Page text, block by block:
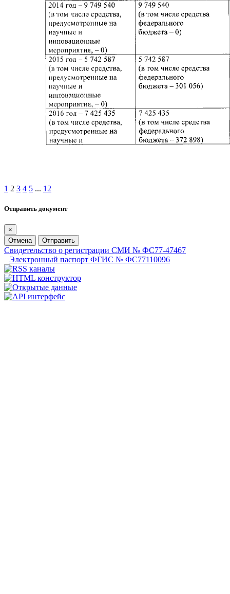
1 2 3 4 5 ... 12
Отправить документ
×
Отмена
Отправить
Свидетельство о регистрации СМИ № ФС77-47467
Электронный паспорт ФГИС № ФС77110096